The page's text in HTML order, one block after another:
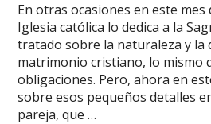
En otras ocasiones en este mes
Iglesia católica lo dedica a la
tratado sobre la naturaleza y la
matrimonio cristiano, lo mismo
obligaciones. Pero, ahora en
sobre esos pequeños detalles
pareja, que …